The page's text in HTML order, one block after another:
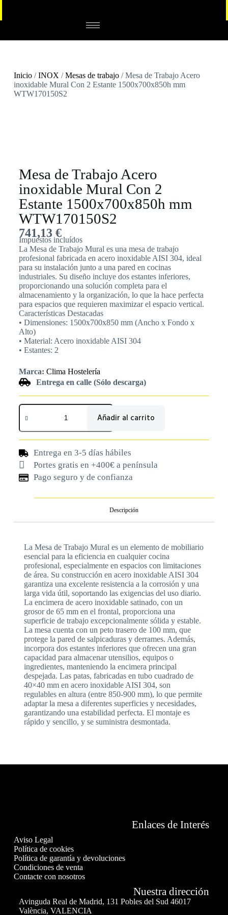
Inicio/INOX /Mesas de trabajo/ Mesa de Trabajo Acero
inoxidable Mural Con 2 Estante 1500x700x850h mm
WTW170150S2
Mesa de Trabajo Acero
inoxidable Mural Con 2
Estante 1500x700x850h mm
WTW170150S2
741,13 €
Impuestos incluídos
La Mesa de Trabajo Mural es una mesa de trabajo
profesional fabricada en acero inoxidable AISI 304, ideal
para su instalación junto a una pared en cocinas
industriales. Su diseño incluye dos estantes inferiores,
proporcionando una solución completa para el
almacenamiento y la organización, lo que la hace perfecta
para espacios que requieren maximizar el espacio vertical.
Características Destacadas
• Dimensiones: 1500x700x850 mm (Ancho x Fondo x
Alto)
• Material: Acero inoxidable AISI 304
• Estantes: 2
Marca: Clima Hostelería
Entrega en calle (Sólo descarga)
Añadir al carrito
Entrega en 3-5 días hábiles
Portes gratis en +400€ a península
Pago seguro y de confianza
Descripción
La Mesa de Trabajo Mural es un elemento de mobiliario
esencial para la eficiencia en cualquier cocina
profesional, especialmente en espacios con limitaciones
de área. Su construcción en acero inoxidable AISI 304
garantiza una excelente resistencia a la corrosión y una
larga vida útil, soportando las exigencias del uso diario.
La encimera de acero inoxidable satinado, con un
grosor de 65 mm en el frontal, proporciona una
superficie de trabajo excepcionalmente sólida y estable.
La mesa cuenta con un peto trasero de 100 mm, que
protege la pared de salpicaduras y derrames. Además,
incorpora dos estantes inferiores que ofrecen una gran
capacidad para almacenar utensilios, equipos o
ingredientes, manteniendo la encimera principal
despejada. Las patas, fabricadas en tubo cuadrado de
40×40 mm en acero inoxidable AISI 304, son
regulables en altura (entre 850-900 mm), lo que permite
adaptar la mesa a diferentes superficies y necesidades,
garantizando una estabilidad perfecta. El montaje es
rápido y sencillo, y se suministra desmontada.
Enlaces de Interés
Aviso Legal
Política de cookies
Política de garantía y devoluciones
Condiciones de venta
Contacte con nosotros
Nuestra dirección
Avinguda Real de Madrid, 131 Pobles del Sud 46017
València, VALENCIA